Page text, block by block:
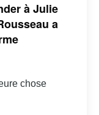
à Julie
a
chose